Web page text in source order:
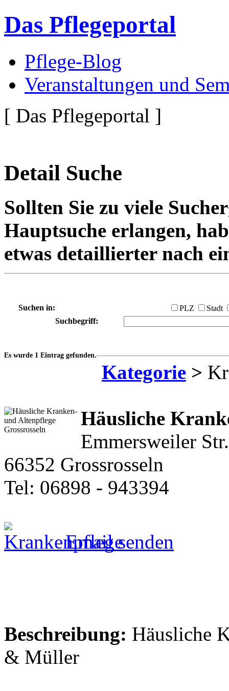
Das Pflegeportal
Pflege-Blog
Veranstaltungen und
[ Das Pflegeportal ]
Detail Suche
Sollten Sie zu viele
Hauptsuche erlangen,
etwas detaillierter nach
Suchen in: PLZ
Stadt
Suchbegriff:
Es wurde 1 Eintrag gefunden.
Kategorie >
Häusliche
Emmersweiler
66352 Grossrosseln
Tel: 06898 - 943394
Email senden
Beschreibung: Häusliche
& Müller